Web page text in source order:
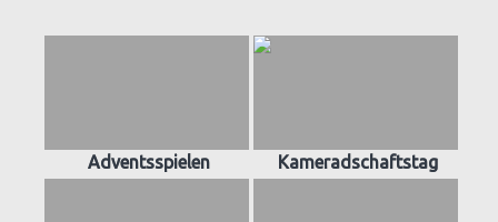
Adventsspielen Kameradschaftstag